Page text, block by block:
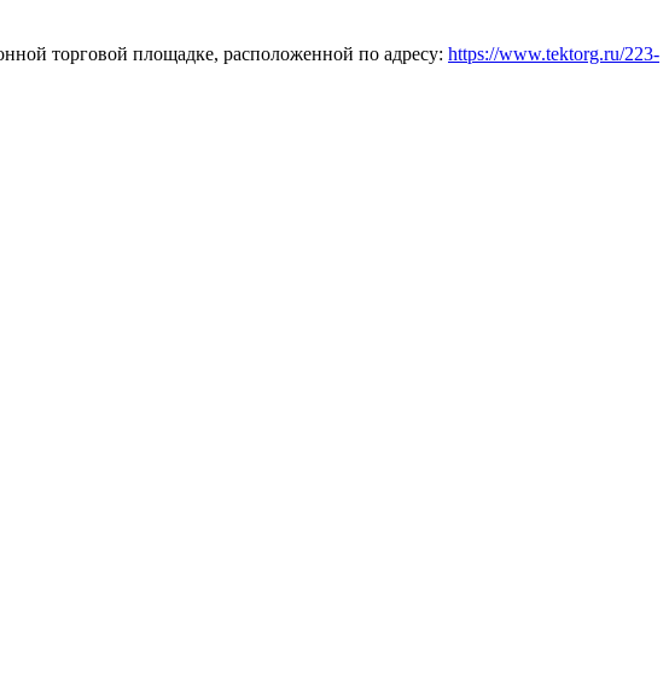
торговой площадке, расположенной по адресу: https://www.tektorg.ru/223-